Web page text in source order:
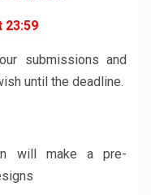
23:59
submissions and
until the deadline.
will make a pre-